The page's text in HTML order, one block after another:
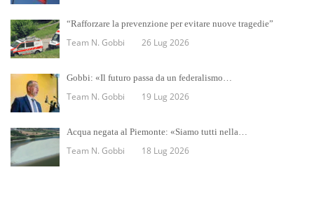
“Rafforzare la prevenzione per evitare nuove tragedie”
Team N. Gobbi 26 Lug 2026
Gobbi: «Il futuro passa da un federalismo…
Team N. Gobbi 19 Lug 2026
Acqua negata al Piemonte: «Siamo tutti nella…
Team N. Gobbi 18 Lug 2026